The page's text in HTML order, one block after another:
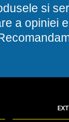
si
a opiniei